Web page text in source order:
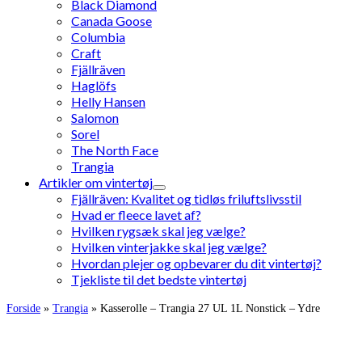
Black Diamond
Canada Goose
Columbia
Craft
Fjällräven
Haglöfs
Helly Hansen
Salomon
Sorel
The North Face
Trangia
Artikler om vintertøj
Fjällräven: Kvalitet og tidløs friluftslivsstil
Hvad er fleece lavet af?
Hvilken rygsæk skal jeg vælge?
Hvilken vinterjakke skal jeg vælge?
Hvordan plejer og opbevarer du dit vintertøj?
Tjekliste til det bedste vintertøj
Forside » Trangia » Kasserolle – Trangia 27 UL 1L Nonstick – Ydre